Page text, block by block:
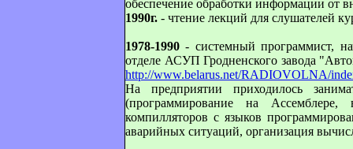
обеспечение обработки информации от
1990г. - чтение лекций для слушателей
1978-1990 - системный программист,
отделе АСУП Гродненского завода
http://www.belarus.net/RADIOVOLNA/
На предприятии приходилось
(программирование на
компилляторов с языков
аварийных ситуаций, организация